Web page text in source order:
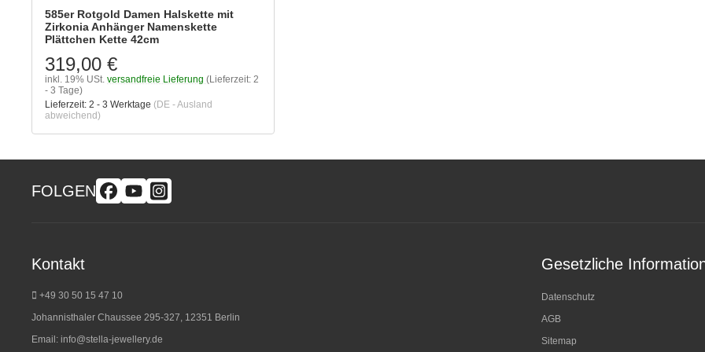
585er Rotgold Damen Halskette mit
Zirkonia Anhänger Namenskette
Plättchen Kette 42cm
319,00 €
inkl. 19% USt. versandfreie Lieferung (Lieferzeit: 2
- 3 Tage)
Lieferzeit: 2 - 3 Werktage (DE - Ausland
abweichend)
FOLGEN
Kontakt
+49 30 50 15 47 10
Johannisthaler Chaussee 295-327, 12351 Berlin
Email: info@stella-jewellery.de
Gesetzliche
Datenschutz
AGB
Sitemap